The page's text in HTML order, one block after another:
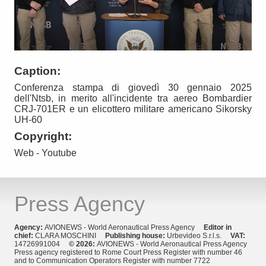
Caption:
Conferenza stampa di giovedì 30 gennaio 2025
dell'Ntsb, in merito all'incidente tra aereo Bombardier
CRJ-701ER e un elicottero militare americano Sikorsky
UH-60
Copyright:
Web - Youtube
Press Agency
Agency: AVIONEWS - World Aeronautical Press Agency Editor in
chief: CLARA MOSCHINI Publishing house: Urbevideo S.r.l.s. VAT:
14726991004 © 2026: AVIONEWS - World Aeronautical Press Agency
Press agency registered to Rome Court Press Register with number 46
and to Communication Operators Register with number 7722